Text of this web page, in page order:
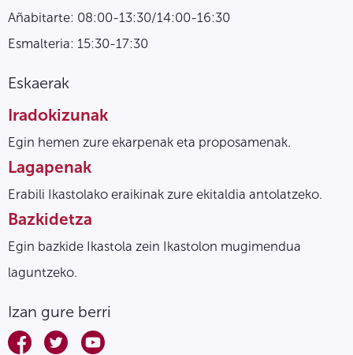
Añabitarte: 08:00-13:30/14:00-16:30
Esmalteria: 15:30-17:30
Eskaerak
Iradokizunak
Egin hemen zure ekarpenak eta proposamenak.
Lagapenak
Erabili Ikastolako eraikinak zure ekitaldia antolatzeko.
Bazkidetza
Egin bazkide Ikastola zein Ikastolon mugimendua
laguntzeko.
Izan gure berri